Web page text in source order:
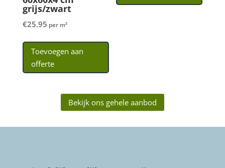
grijs/zwart
€25.95 per m²
Toevoegen aan
offerte
Bekijk ons gehele aanbod